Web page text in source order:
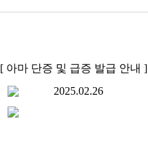
[ 아마 단증 및 급증 발급 안내 ]
2025.02.26